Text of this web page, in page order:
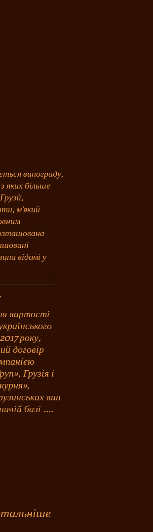
винограду,
яких більше
м'який
відомі у
вартості
року,
договір
Грузія і
вин
базі ....